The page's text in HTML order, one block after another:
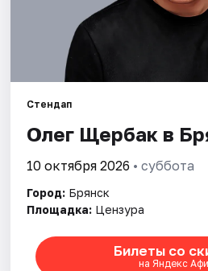
Площадки
Рейтинги
Стендап
Олег Щербак в
10 октября 2026 • суббота
Город: Брянск
Площадка: Цензура
Билеты со
на Яндекс